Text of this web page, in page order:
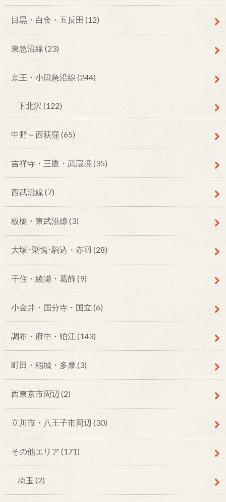
目黒・白金・五反田 (12)
東急沿線 (23)
京王・小田急沿線 (244)
下北沢 (122)
中野～西荻窪 (65)
吉祥寺・三鷹・武蔵境 (35)
西武沿線 (7)
板橋・東武沿線 (3)
大塚･巣鴨･駒込・赤羽 (28)
千住・綾瀬・葛飾(9)
小金井・国分寺・国立 (6)
調布・府中・狛江 (143)
町田・稲城・多摩 (3)
西東京市周辺 (2)
立川市・八王子市周辺 (30)
その他エリア (171)
埼玉 (2)